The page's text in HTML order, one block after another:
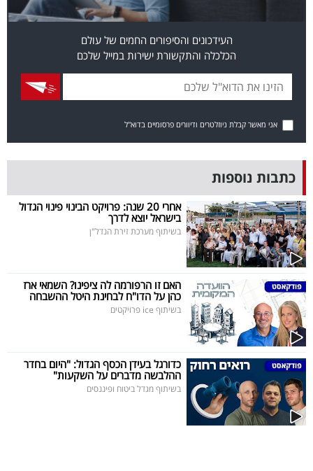
אחרינו:
העידכונים והסיפורים החמים של עולם
הכלכלה והתקשורת ישירות במייל שלכם
אני מאשר קבלת ניוזלטרים ודיוורים פרסומיים בדוא"ל
כתבות נוספות
אחרי 20 שנה: פרויקט הבינוי פינוי הגדול
בישראל יוצא לדרך
בשיתוף מערכת זירת הנדל"ן
האם זו הרפורמה לה ציפינו? השמאי ארז
כהן על הדו"ח לבחינת היטל ההשבחה
בשיתוף ice פרויקטים
כדורגל בעידן הכסף הגדול: "היום בחדר
ההלבשה מדברים על השקעות"
בשיתוף מגדל ביטוח ופיננסים